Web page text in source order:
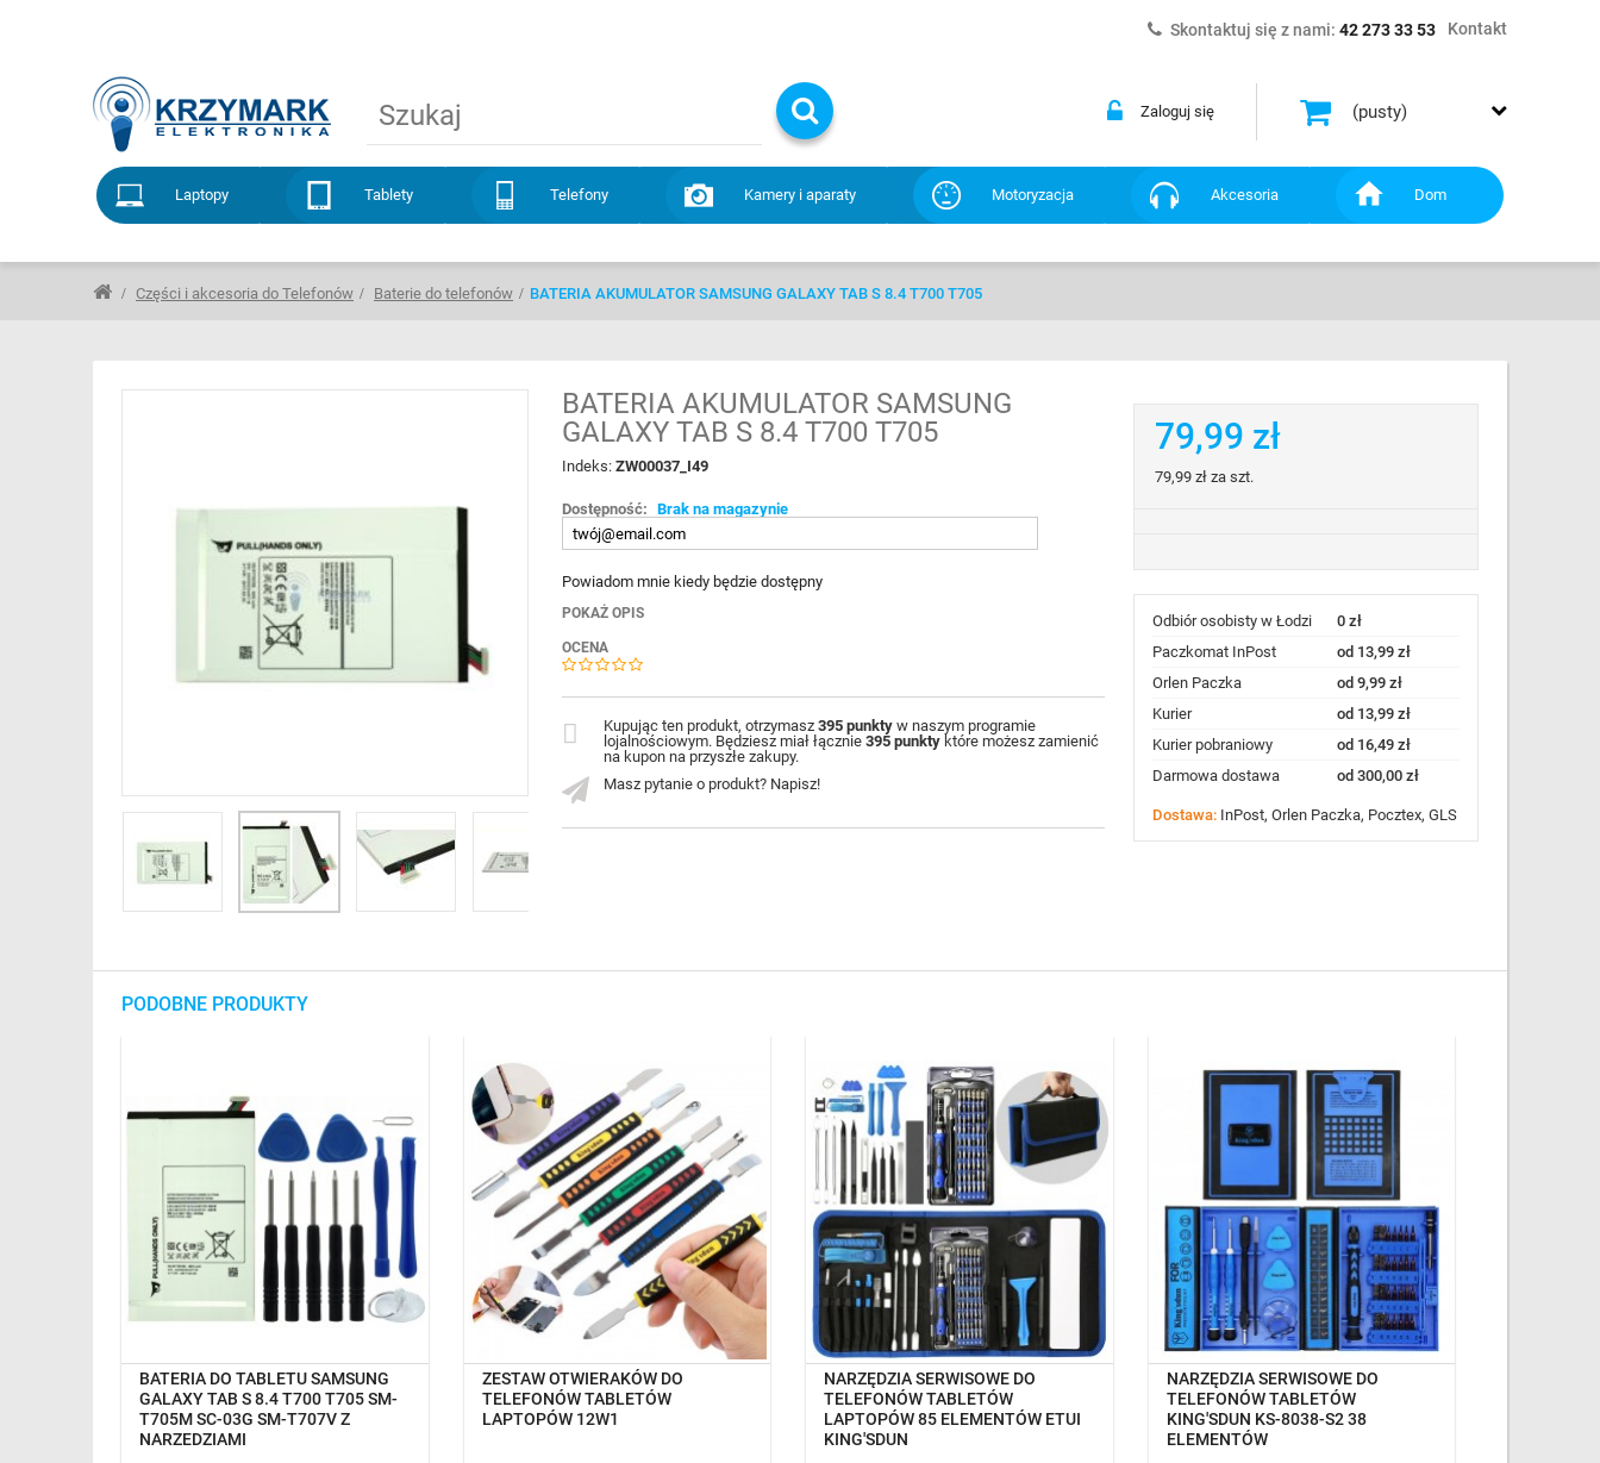
Kontakt
Skontaktuj się z nami: 42 273 33 53
(pusty)
Zaloguj się
Laptopy Tablety Telefony Kamery i aparaty Motoryzacja Akcesoria Dom
Części i akcesoria do Telefonów Baterie do telefonów BATERIA AKUMULATOR SAMSUNG GALAXY TAB S 8.4 T700 T705
BATERIA AKUMULATOR SAMSUNG
GALAXY TAB S 8.4 T700 T705
Indeks:ZW00037_I49
Dostępność: Brak na magazynie
Powiadom mnie kiedy będzie dostępny
POKAŻ OPIS
OCENA
Masz pytanie o produkt? Napisz!
Kupując ten produkt, otrzymasz395 punkty w naszym programie
lojalnościowym. Będziesz miał łącznie395 punkty które możesz zamienić
na kupon na przyszłe zakupy.
79,99 zł
79,99 złza szt.
Odbiór osobisty w Łodzi
0 zł
Paczkomat InPost
od 13,99 zł
Orlen Paczka
od 9,99 zł
Kurier
od 13,99 zł
Kurier pobraniowy
od 16,49 zł
Darmowa dostawa
od 300,00 zł
Dostawa: InPost, Orlen Paczka, Pocztex, GLS
PODOBNE PRODUKTY
BATERIA DO TABLETU SAMSUNG
GALAXY TAB S 8.4 T700 T705 SM-
T705M SC-03G SM-T707V Z
NARZĘDZIAMI
OCZEKIWANIE NA DOSTAWĘ
ZESTAW OTWIERAKÓW DO
TELEFONÓW TABLETÓW
LAPTOPÓW 12W1
NA MAGAZYNIE
NARZĘDZIA SERWISOWE DO
TELEFONÓW TABLETÓW
LAPTOPÓW 85 ELEMENTÓW ETUI
KING'SDUN
NA MAGAZYNIE
NARZĘDZIA SERWISOWE DO
TELEFONÓW TABLETÓW
KING'SDUN KS-8038-S2 38
ELEMENTÓW
OCZEKIWANIE NA DOSTAWĘ